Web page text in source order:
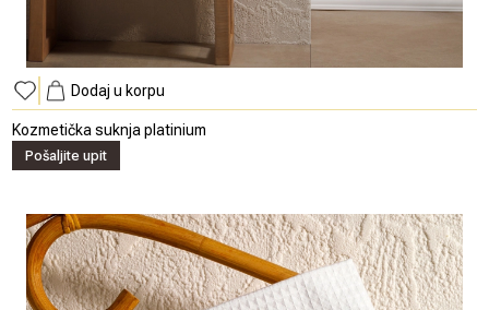
Dodaj u korpu
Kozmetička suknja platinium
Pošaljite upit